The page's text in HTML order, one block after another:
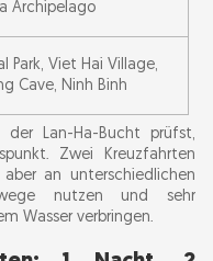
Archipelago
Park, Viet Hai Village,
Cave, Ninh Binh
Lan-Ha-Bucht prüfst,
Zwei Kreuzfahrten
an unterschiedlichen
nutzen und sehr
Wasser verbringen.